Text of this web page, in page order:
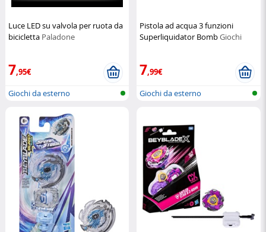
Luce LED su valvola per ruota da
bicicletta Paladone
7,95€
Giochi da esterno
Pistola ad acqua 3 funzioni
Superliquidator BombGiochi
7,99€
Giochi da esterno